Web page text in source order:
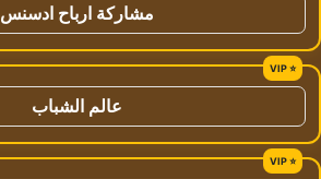
مشاركة ارباح ادسنس
عالم الشباب